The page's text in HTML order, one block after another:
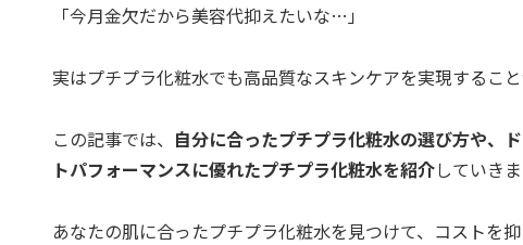
「今月金欠だから美容代抑えたいな…」
実はプチプラ化粧水でも高品質なスキンケアを実現すること
この記事では、 自分に合ったプチプラ化粧水の選び方や、
トパフォーマンスに優れたプチプラ化粧水を紹介していきま
あなたの肌に合ったプチプラ化粧水を見つけて、コストを